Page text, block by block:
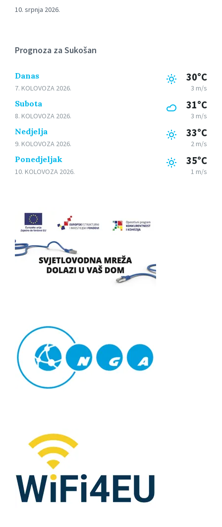
10. srpnja 2026.
Prognoza za Sukošan
Danas
7. KOLOVOZA 2026.
30°C
3 m/s
Subota
8. KOLOVOZA 2026.
31°C
3 m/s
Nedjelja
9. KOLOVOZA 2026.
33°C
2 m/s
Ponedjeljak
10. KOLOVOZA 2026.
35°C
1 m/s